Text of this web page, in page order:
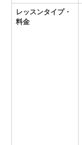
レッスンタイプ・
料金